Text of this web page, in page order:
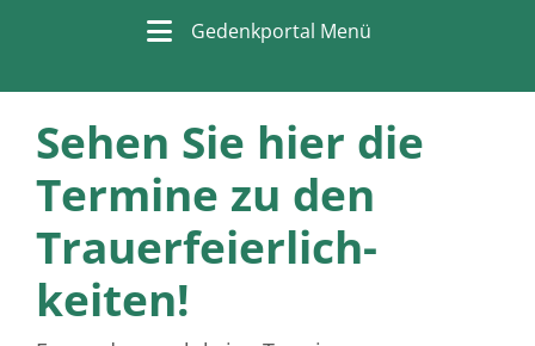
Gedenkportal Menü
Sehen Sie hier die
Termine zu den
Trauer­feierlich­
keiten!